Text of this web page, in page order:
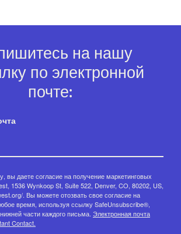
на нашу
по электронной
почте:
вы даете согласие на получение маркетинговых
1536 Wynkoop St, Suite 522, Denver, CO, 80202, US,
. Вы можете отозвать свое согласие на
время, используя ссылку SafeUnsubscribe®,
части каждого письма. Электронная почта
Contact.